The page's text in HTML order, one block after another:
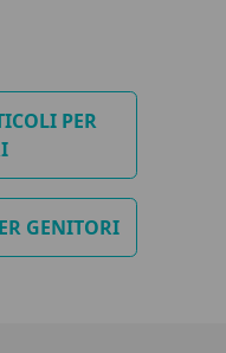
PER
GENITORI